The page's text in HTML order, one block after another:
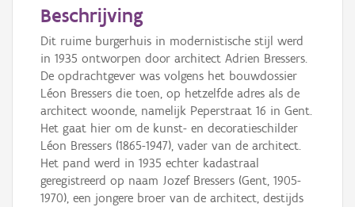
Beschrijving
Dit ruime burgerhuis in modernistische stijl werd
in 1935 ontworpen door architect Adrien Bressers.
De opdrachtgever was volgens het bouwdossier
Léon Bressers die toen, op hetzelfde adres als de
architect woonde, namelijk Peperstraat 16 in Gent.
Het gaat hier om de kunst- en decoratieschilder
Léon Bressers (1865-1947), vader van de architect.
Het pand werd in 1935 echter kadastraal
geregistreerd op naam Jozef Bressers (Gent, 1905-
1970), een jongere broer van de architect, destijds